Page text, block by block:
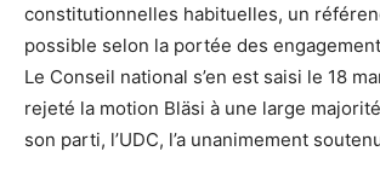
constitutionnelles habituelles, un
possible selon la portée des
Le Conseil national s’en est saisi le 18
rejeté la motion Bläsi à une large
son parti, l’UDC, l’a unanimement